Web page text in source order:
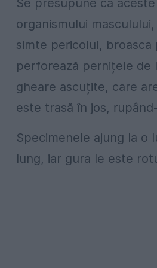
organismului
simte pericolul, broasca
perforează pernițele de
gheare ascuțite, care
este trasă în jos,
Specimenele ajung la o
lung, iar gura le este